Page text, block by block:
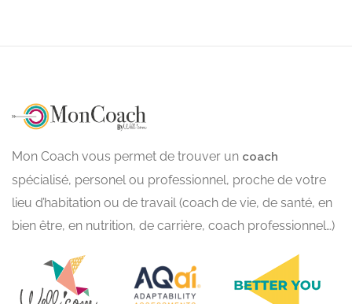
Mon Coach vous permet de trouver un coach
spécialisé, personel ou professionnel, proche de votre
lieu d’habitation ou de travail (coach de vie, de santé, en
bien être, en nutrition, de carrière, coach professionnel…)